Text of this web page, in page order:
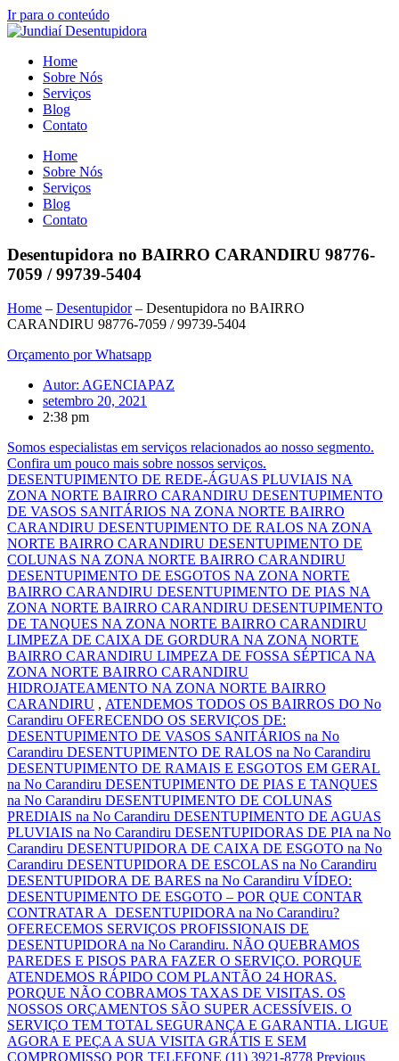
Ir para o conteúdo
Home
Sobre Nós
Serviços
Blog
Contato
Home
Sobre Nós
Serviços
Blog
Contato
Desentupidora no BAIRRO CARANDIRU 98776-
7059 / 99739-5404
Home – Desentupidor– Desentupidora no BAIRRO
CARANDIRU 98776-7059 / 99739-5404
Orçamento por Whatsapp
Autor: AGENCIAPAZ
setembro 20, 2021
2:38 pm
Somos especialistas em serviços relacionados ao nosso segmento.
Confira um pouco mais sobre nossos serviços.
DESENTUPIMENTO DE REDE-ÁGUAS PLUVIAIS NA
ZONA NORTE BAIRRO CARANDIRU DESENTUPIMENTO
DE VASOS SANITÁRIOS NA ZONA NORTE BAIRRO
CARANDIRU DESENTUPIMENTO DE RALOS NA ZONA
NORTE BAIRRO CARANDIRU DESENTUPIMENTO DE
COLUNAS NA ZONA NORTE BAIRRO CARANDIRU
DESENTUPIMENTO DE ESGOTOS NA ZONA NORTE
BAIRRO CARANDIRU DESENTUPIMENTO DE PIAS NA
ZONA NORTE BAIRRO CARANDIRU DESENTUPIMENTO
DE TANQUES NA ZONA NORTE BAIRRO CARANDIRU
LIMPEZA DE CAIXA DE GORDURA NA ZONA NORTE
BAIRRO CARANDIRU LIMPEZA DE FOSSA SÉPTICA NA
ZONA NORTE BAIRRO CARANDIRU
HIDROJATEAMENTO NA ZONA NORTE BAIRRO
CARANDIRU , ATENDEMOS TODOS OS BAIRROS DO No
Carandiru OFERECENDO OS SERVIÇOS DE:
DESENTUPIMENTO DE VASOS SANITÁRIOS na No
Carandiru DESENTUPIMENTO DE RALOS na No Carandiru
DESENTUPIMENTO DE RAMAIS E ESGOTOS EM GERAL
na No Carandiru DESENTUPIMENTO DE PIAS E TANQUES
na No Carandiru DESENTUPIMENTO DE COLUNAS
PREDIAIS na No Carandiru DESENTUPIMENTO DE AGUAS
PLUVIAIS na No Carandiru DESENTUPIDORAS DE PIA na No
Carandiru DESENTUPIDORA DE CAIXA DE ESGOTO na No
Carandiru DESENTUPIDORA DE ESCOLAS na No Carandiru
DESENTUPIDORA DE BARES na No Carandiru VÍDEO:
DESENTUPIMENTO DE ESGOTO – POR QUE CONTAR
CONTRATAR A DESENTUPIDORA na No Carandiru?
OFERECEMOS SERVIÇOS PROFISSIONAIS DE
DESENTUPIDORA na No Carandiru. NÃO QUEBRAMOS
PAREDES E PISOS PARA FAZER O SERVIÇO. PORQUE
ATENDEMOS RÁPIDO COM PLANTÃO 24 HORAS.
PORQUE NÃO COBRAMOS TAXAS DE VISITAS. OS
NOSSOS ORÇAMENTOS SÃO SUPER ACESSÍVEIS. O
SERVIÇO TEM TOTAL SEGURANÇA E GARANTIA. LIGUE
AGORA E PEÇA A SUA VISITA GRÁTIS E SEM
COMPROMISSO POR TELEFONE (11) 3921-8778 Previous